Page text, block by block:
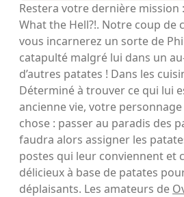
Restera votre dernière mission
What the Hell?!. Notre coup de
vous incarnerez un sorte de
catapulté malgré lui dans un
d’autres patates ! Dans les
Déterminé à trouver ce qui lui
ancienne vie, votre personnage
chose : passer au paradis des
faudra alors assigner les
postes qui leur conviennent et
délicieux à base de patates
déplaisants. Les amateurs de